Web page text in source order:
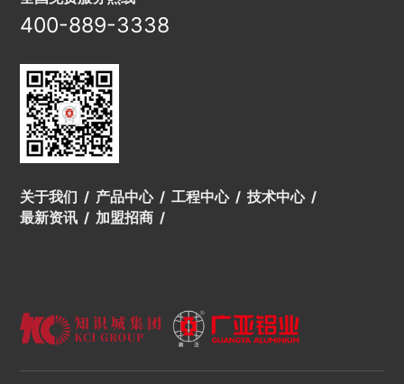
关于我们 产品中心 工程中心
技术中心
最新资讯
加盟招商
400-889-3338